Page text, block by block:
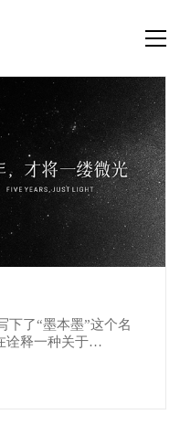
下了“墨本墨”这个名
诠释一种关于…